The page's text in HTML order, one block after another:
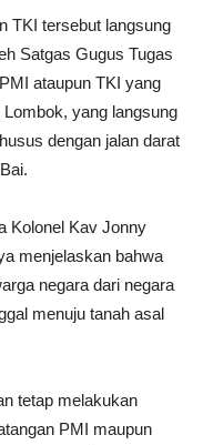
TKI tersebut langsung
Satgas Gugus Tugas
ataupun TKI yang
yang langsung
dengan jalan darat
Kolonel Kav Jonny
menjelaskan bahwa
negara dari negara
menuju tanah asal
tetap melakukan
PMI maupun